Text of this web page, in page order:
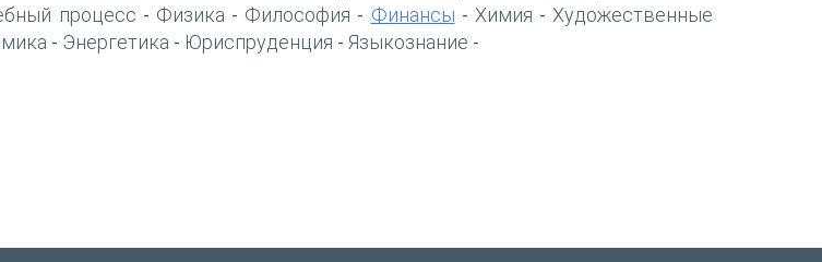
процесс - Физика - Философия - Финансы - Химия - Художественные
- Энергетика - Юриспруденция - Языкознание -